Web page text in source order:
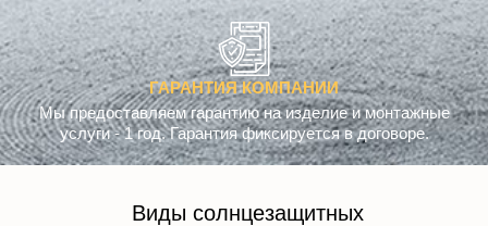
ГАРАНТИЯ КОМПАНИИ
Мы предоставляем гарантию на изделие и монтажные
услуги - 1 год. Гарантия фиксируется в договоре.
Виды солнцезащитных